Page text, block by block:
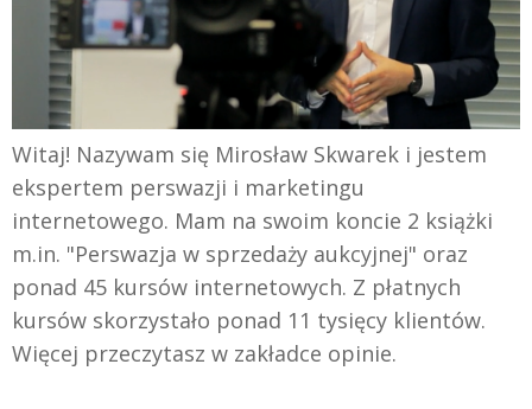
Witaj! Nazywam się Mirosław Skwarek i jestem
ekspertem perswazji i marketingu
internetowego. Mam na swoim koncie 2 książki
m.in. "Perswazja w sprzedaży aukcyjnej" oraz
ponad 45 kursów internetowych. Z płatnych
kursów skorzystało ponad 11 tysięcy klientów.
Więcej przeczytasz w zakładce opinie.